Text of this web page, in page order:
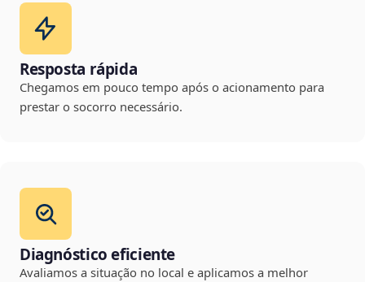
Resposta rápida
Chegamos em pouco tempo após o acionamento para
prestar o socorro necessário.
Diagnóstico eficiente
Avaliamos a situação no local e aplicamos a melhor